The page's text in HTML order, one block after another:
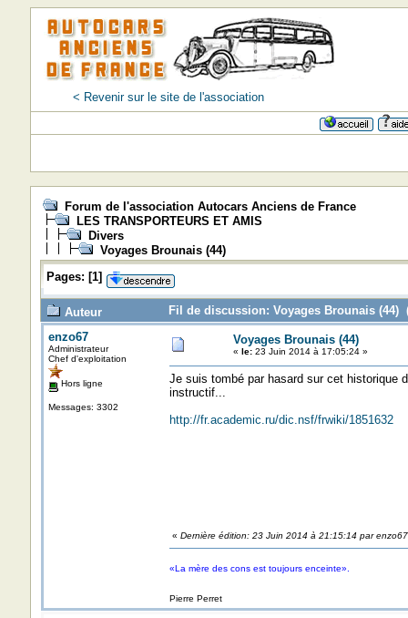
< Revenir sur le site de l'association
Forum de l'association Autocars Anciens de France
LES TRANSPORTEURS ET AMIS
Divers
Voyages Brounais (44)
Pages: [1]
Auteur
Fil de discussion: Voyages Brounais (44)
enzo67
Administrateur
Chef d'exploitation
Hors ligne
Messages: 3302
Voyages Brounais (44)
« le:23 Juin 2014 à 17:05:24 »
Je suis tombé par hasard sur cet historique
instructif...
http://fr.academic.ru/dic.nsf/frwiki/1851632
« Dernière édition: 23 Juin 2014 à 21:15:14 par enzo67
«La mère des cons est toujours enceinte».
Pierre Perret